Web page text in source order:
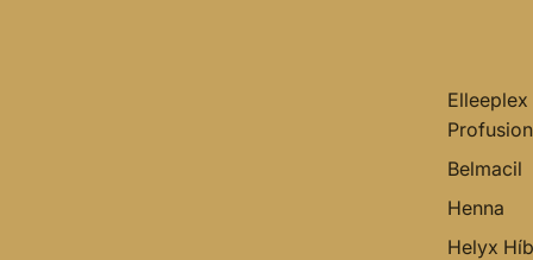
Elleeplex
Profusion
Belmacil
Henna
Helyx